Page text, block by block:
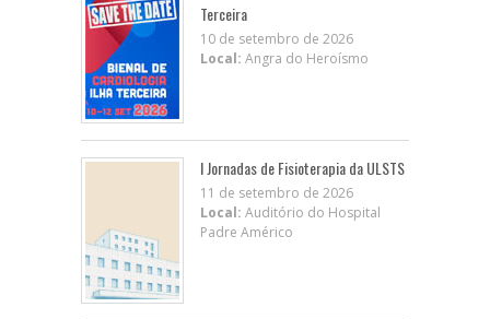
Terceira
10 de setembro de 2026
Local: Angra do Heroísmo
I Jornadas de Fisioterapia da ULSTS
11 de setembro de 2026
Local: Auditório do Hospital
Padre Américo